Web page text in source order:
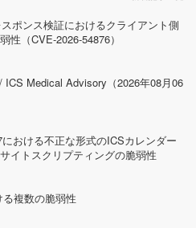
ポンス検証におけるクライアント側
性（CVE-2026-54876）
Medical Advisory（2026年08月06
おける不正な形式のICSカレンダー
イトスクリプティングの脆弱性
複数の脆弱性